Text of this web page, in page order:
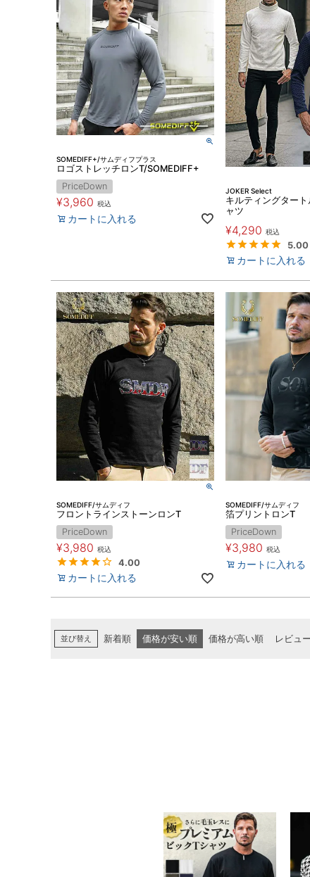
SOMEDIFF+/サムディフプラス
ロゴストレッチロンT/SOMEDIFF+
PriceDown
¥3,960 税込
カートに入れる
JOKER Select
キルティングター
ャツ
¥4,290 税込
5.00
カートに入れる
SOMEDIFF/サムディフ
フロントラインストーンロンT
PriceDown
¥3,980 税込
4.00
カートに入れる
SOMEDIFF/サムディフ
箔プリントロンT
PriceDown
¥3,980 税込
カートに入れる
並び替え 新着順 価格が安い順 価格が高い順 レビュ